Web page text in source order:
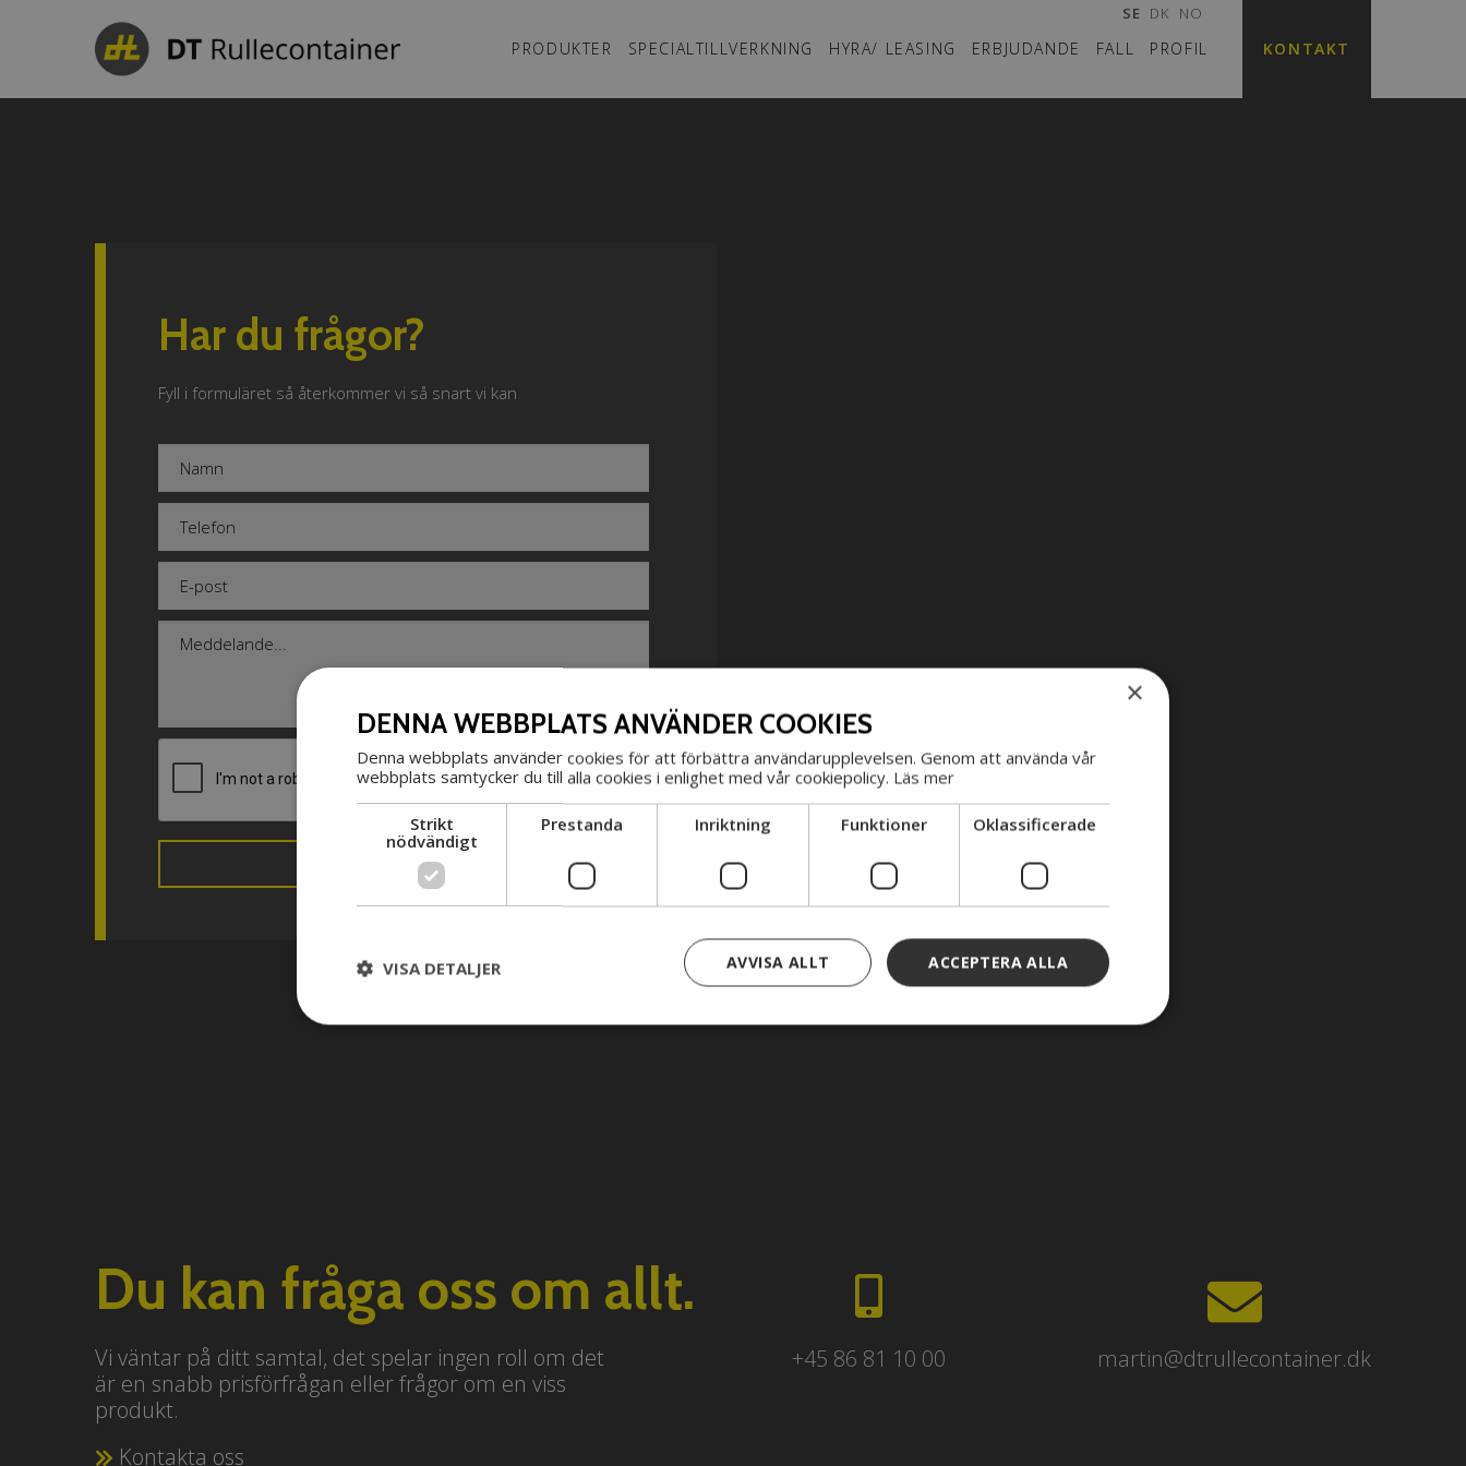
SE DK NO
PRODUKTER SPECIALTILLVERKNING HYRA/ LEASING ERBJUDANDE FALL PROFIL KONTAKT
Har du frågor?
Fyll i formuläret så återkommer vi så snart vi kan
Du kan fråga oss om allt.
Vi väntar på ditt samtal, det spelar ingen roll om det
är en snabb prisförfrågan eller frågor om en viss
produkt.
Kontakta oss
+45 86 81 10 00 martin@dtrullecontainer.dk
×
DENNA WEBBPLATS ANVÄNDER COOKIES
Denna webbplats använder cookies för att förbättra användarupplevelsen. Genom att använda vår
webbplats samtycker du till alla cookies i enlighet med vår cookiepolicy. Läs mer
Strikt
nödvändigt
Prestanda Inriktning Funktioner Oklassificerade
ACCEPTERA ALLA
AVVISA ALLT
VISA DETALJER